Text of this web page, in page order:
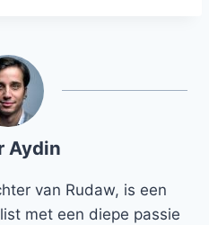
Aydin
van Rudaw, is een
met een diepe passie